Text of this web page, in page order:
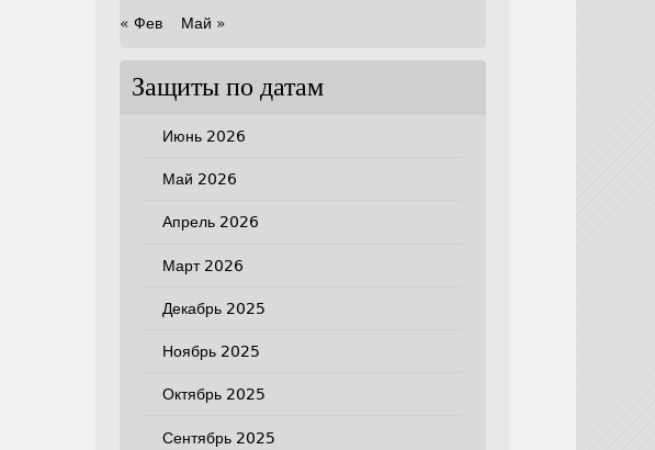
« Фев
Май »
Защиты по датам
Июнь 2026
Май 2026
Апрель 2026
Март 2026
Декабрь 2025
Ноябрь 2025
Октябрь 2025
Сентябрь 2025